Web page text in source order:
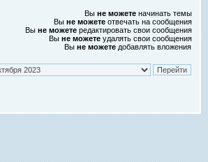
Вы не можете начинать темы
Вы не можете отвечать на сообщения
Вы не можете редактировать свои сообщения
Вы не можете удалять свои сообщения
Вы не можете добавлять вложения